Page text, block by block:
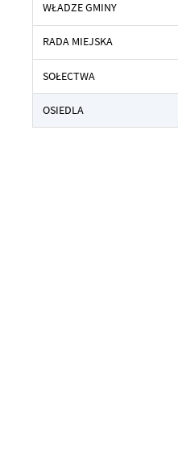
WŁADZE GMINY
RADA MIEJSKA
SOŁECTWA
OSIEDLA